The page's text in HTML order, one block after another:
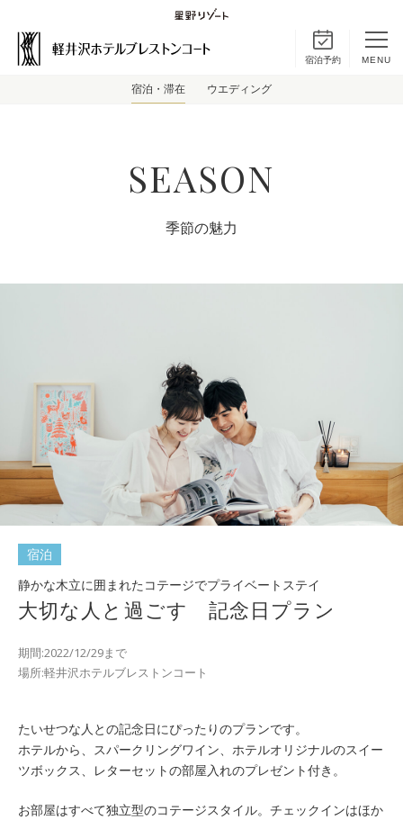
宿泊予約 MENU
宿泊・滞在 ウエディング
SEASON
季節の魅力
宿泊
静かな木立に囲まれたコテージでプライベートステイ
大切な人と過ごす 記念日プラン
期間:2022/12/29まで
場所:軽井沢ホテルブレストンコート
たいせつな人との記念日にぴったりのプランです。
ホテルから、スパークリングワイン、ホテルオリジナルのスイー
ツボックス、レターセットの部屋入れのプレゼント付き。
お部屋はすべて独立型のコテージスタイル。チェックインはほか